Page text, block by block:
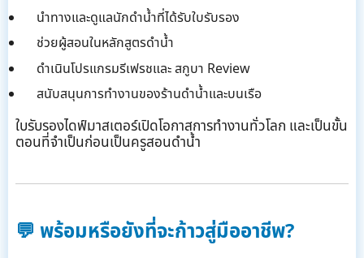
นำทางและดูแลนักดำน้ำที่ได้รับใบรับรอง
ช่วยผู้สอนในหลักสูตรดำน้ำ
ดำเนินโปรแกรมรีเฟรชและ สกูบา Review
สนับสนุนการทำงานของร้านดำน้ำและบนเรือ
ใบรับรองไดฟ์มาสเตอร์เปิดโอกาสการทำงานทั่วโลก และเป็นขั้น
ตอนที่จำเป็นก่อนเป็นครูสอนดำน้ำ
💬 พร้อมหรือยังที่จะก้าวสู่มืออาชีพ?